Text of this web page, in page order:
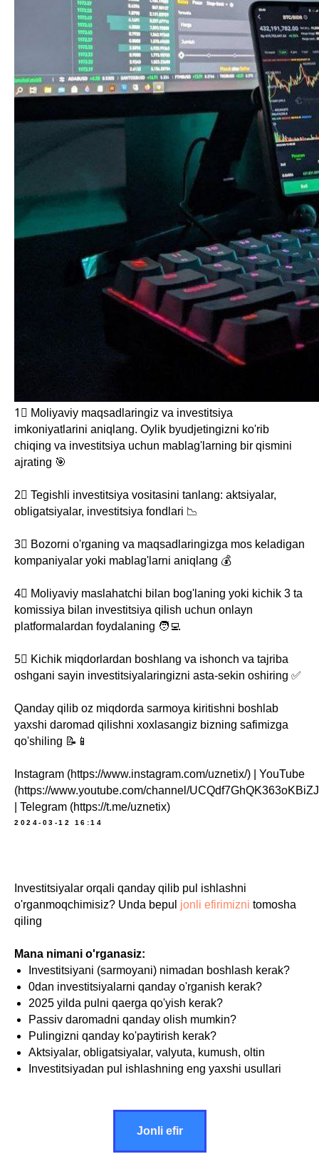
1⃣ Moliyaviy maqsadlaringiz va investitsiya
imkoniyatlarini aniqlang. Oylik byudjetingizni ko'rib
chiqing va investitsiya uchun mablag'larning bir qismini
ajrating 🎯
2⃣ Tegishli investitsiya vositasini tanlang: aktsiyalar,
obligatsiyalar, investitsiya fondlari 📉
3⃣ Bozorni o'rganing va maqsadlaringizga mos keladigan
kompaniyalar yoki mablag'larni aniqlang 💰
4⃣ Moliyaviy maslahatchi bilan bog'laning yoki kichik 3 ta
komissiya bilan investitsiya qilish uchun onlayn
platformalardan foydalaning 🧑‍💻
5⃣ Kichik miqdorlardan boshlang va ishonch va tajriba
oshgani sayin investitsiyalaringizni asta-sekin oshiring ✅
Qanday qilib oz miqdorda sarmoya kiritishni boshlab
yaxshi daromad qilishni xoxlasangiz bizning safimizga
qo'shiling 📝📱
Instagram (https://www.instagram.com/uznetix/) | YouTube
(https://www.youtube.com/channel/
| Telegram (https://t.me/uznetix)
2024-03-12 16:14
Investitsiyalar orqali qanday qilib pul ishlashni
o'rganmoqchimisiz? Unda bepul jonli efirimizni tomosha
qiling
Mana nimani o'rganasiz:
Investitsiyani (sarmoyani) nimadan boshlash kerak?
0dan investitsiyalarni qanday o'rganish kerak?
2025 yilda pulni qaerga qo'yish kerak?
Passiv daromadni qanday olish mumkin?
Pulingizni qanday ko'paytirish kerak?
Aktsiyalar, obligatsiyalar, valyuta, kumush, oltin
Investitsiyadan pul ishlashning eng yaxshi usullari
Jonli efir